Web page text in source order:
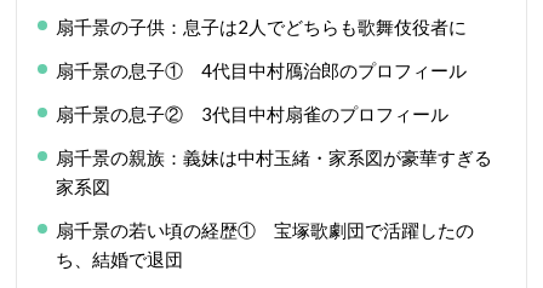
扇千景の子供：息子は2人でどちらも歌舞伎役者に
扇千景の息子① 4代目中村鴈治郎のプロフィール
扇千景の息子② 3代目中村扇雀のプロフィール
扇千景の親族：義妹は中村玉緒・家系図が豪華すぎる
家系図
扇千景の若い頃の経歴① 宝塚歌劇団で活躍したの
ち、結婚で退団